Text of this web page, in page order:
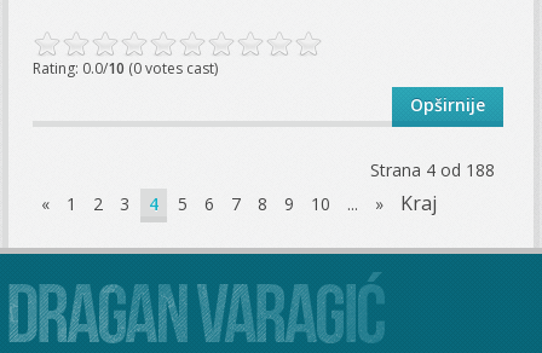
Rating: 0.0/10 (0 votes cast)
Opširnije
Strana 4 od 188
«
1 2 3 4 5 6 7 8 9 10 ... » Kraj